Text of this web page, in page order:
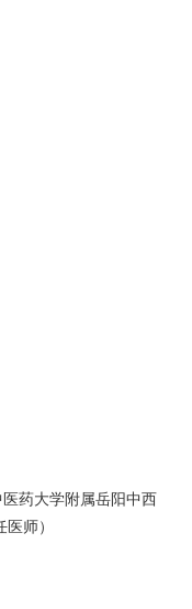
药大学附属岳阳中西
师）